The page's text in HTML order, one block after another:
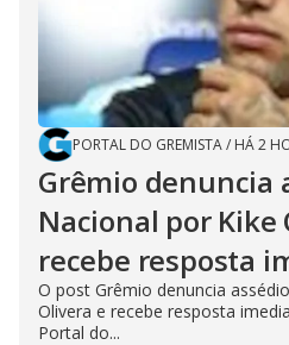
PORTAL DO GREMISTA/ HÁ 2
Grêmio denuncia
Nacional por Kike
recebe resposta
O post Grêmio denuncia
Olivera e recebe resposta
Portal do...